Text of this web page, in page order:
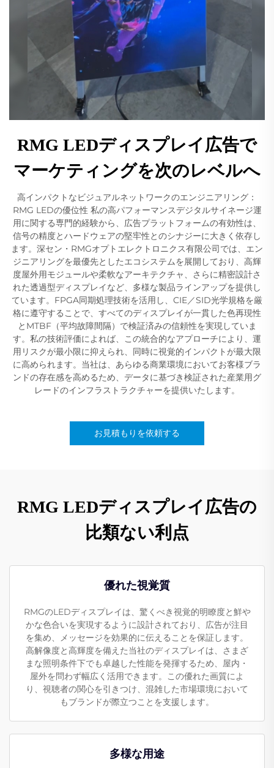
RMG LEDディスプレイ広告で
マーケティングを次のレベルへ
高インパクトなビジュアルネットワークのエンジニアリング：
RMG LEDの優位性 私の高パフォーマンスデジタルサイネージ運
用に関する専門的経験から、広告プラットフォームの有効性は、
信号の精度とハードウェアの堅牢性とのシナジーに大きく依存し
ます。深セン・RMGオプトエレクトロニクス有限公司では、エン
ジニアリングを最優先としたエコシステムを展開しており、高輝
度屋外用モジュールや柔軟なアーキテクチャ、さらに精密設計さ
れた透過型ディスプレイなど、多様な製品ラインアップを提供し
ています。FPGA同期処理技術を活用し、CIE／SID光学規格を厳
格に遵守することで、すべてのディスプレイが一貫した色再現性
とMTBF（平均故障間隔）で検証済みの信頼性を実現していま
す。私の技術評価によれば、この統合的なアプローチにより、運
用リスクが最小限に抑えられ、同時に視覚的インパクトが最大限
に高められます。当社は、あらゆる商業環境においてお客様ブラ
ンドの存在感を高めるため、データに基づき検証された産業用グ
レードのインフラストラクチャーを提供いたします。
お見積もりを依頼する
RMG LEDディスプレイ広告の
比類ない利点
優れた視覚質
RMGのLEDディスプレイは、驚くべき視覚的明瞭度と鮮や
かな色合いを実現するように設計されており、広告が注目
を集め、メッセージを効果的に伝えることを保証します。
高解像度と高輝度を備えた当社のディスプレイは、さまざ
まな照明条件下でも卓越した性能を発揮するため、屋内・
屋外を問わず幅広く活用できます。この優れた画質によ
り、視聴者の関心を引きつけ、混雑した市場環境において
もブランドが際立つことを支援します。
多様な用途